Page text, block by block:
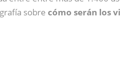
sobre cómo serán los